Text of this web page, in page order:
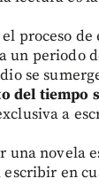
proceso de
un periodo
se
del tiempo
a
una novela
en